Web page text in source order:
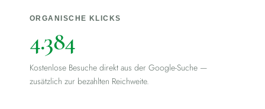
ORGANISCHE KLICKS
4.384
Kostenlose Besuche direkt aus der Google-Suche —
zusätzlich zur bezahlten Reichweite.